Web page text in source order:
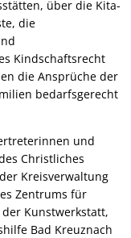
über die Kita-
die
Kindschaftsrecht
die Ansprüche der
bedarfsgerecht
und
Christliches
Kreisverwaltung
Zentrums für
Kunstwerkstatt,
Bad Kreuznach